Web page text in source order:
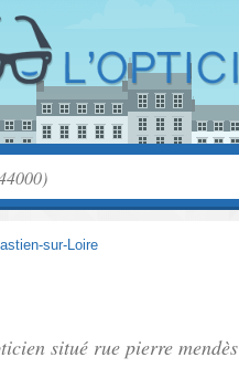
sur-Loire
situé rue pierre mendès